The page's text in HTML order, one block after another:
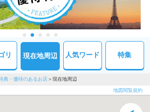
リ 現在地周辺 人気ワード 特集
典・優待のあるお店 現在地周辺
地図閲覧規約